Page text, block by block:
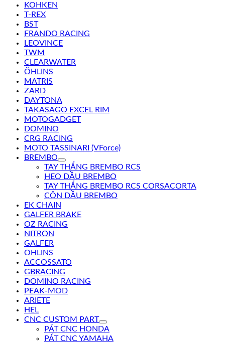
KOHKEN
T-REX
BST
FRANDO RACING
LEOVINCE
TWM
CLEARWATER
ÖHLINS
MATRIS
ZARD
DAYTONA
TAKASAGO EXCEL RIM
MOTOGADGET
DOMINO
CRG RACING
MOTO TASSINARI (VForce)
BREMBO
TAY THẮNG BREMBO RCS
HEO DẦU BREMBO
TAY THẮNG BREMBO RCS CORSACORTA
CÔN DẦU BREMBO
EK CHAIN
GALFER BRAKE
OZ RACING
NITRON
GALFER
OHLINS
ACCOSSATO
GBRACING
DOMINO RACING
PEAK-MOD
ARIETE
HEL
CNC CUSTOM PART
PÁT CNC HONDA
PÁT CNC YAMAHA